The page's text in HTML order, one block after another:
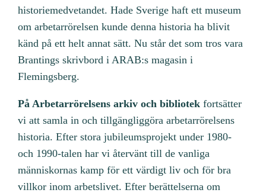
historiemedvetandet. Hade Sverige haft ett museum
om arbetarrörelsen kunde denna historia ha blivit
känd på ett helt annat sätt. Nu står det som tros vara
Brantings skrivbord i ARAB:s magasin i
Flemingsberg.
På Arbetarrörelsens arkiv och bibliotekfortsätter
vi att samla in och tillgängliggöra arbetarrörelsens
historia. Efter stora jubileumsprojekt under 1980-
och 1990-talen har vi återvänt till de vanliga
människornas kamp för ett värdigt liv och för bra
villkor inom arbetslivet. Efter berättelserna om